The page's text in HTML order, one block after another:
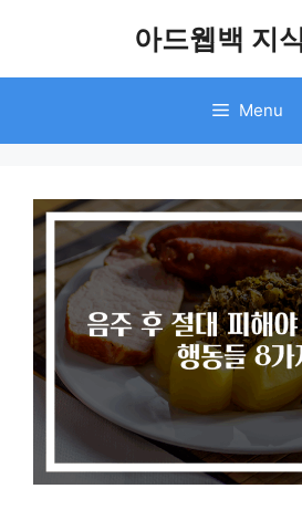
아드웹백 지
Menu